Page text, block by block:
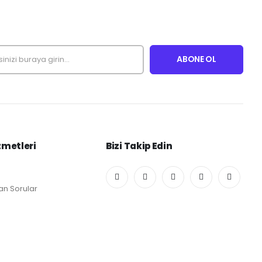
Sorular
Bizi Takip Edin